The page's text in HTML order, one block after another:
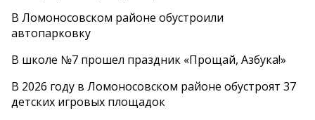
В Ломоносовском районе обустроили
автопарковку
В школе №7 прошел праздник «Прощай, Азбука!»
В 2026 году в Ломоносовском районе обустроят 37
детских игровых площадок